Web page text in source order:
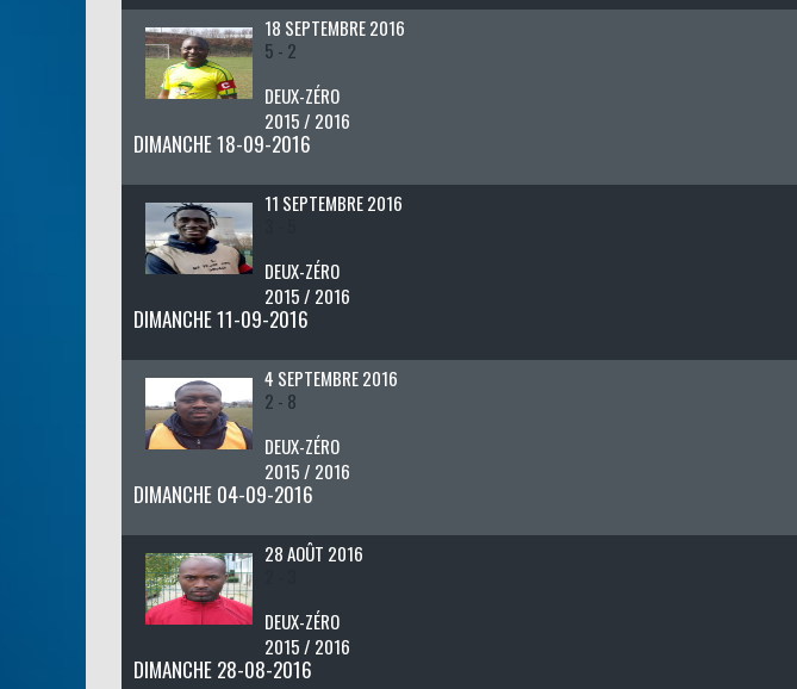
18 SEPTEMBRE 2016
5 - 2
DEUX-ZÉRO
2015 / 2016
DIMANCHE 18-09-2016
11 SEPTEMBRE 2016
DEUX-ZÉRO
2015 / 2016
DIMANCHE 11-09-2016
4 SEPTEMBRE 2016
2 - 8
DEUX-ZÉRO
2015 / 2016
DIMANCHE 04-09-2016
28 AOÛT 2016
DEUX-ZÉRO
2015 / 2016
DIMANCHE 28-08-2016